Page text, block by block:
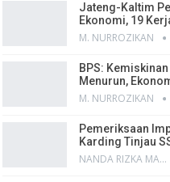
Jateng-Kaltim
Ekonomi, 19
M. NURROZIKAN
BPS:
Menurun,
M. NURROZIKAN
Pemeriksaan
Karding Tinjau
NANDA RIZKA MAHENDRA